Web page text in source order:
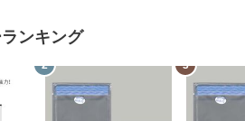
ンキング
2 3